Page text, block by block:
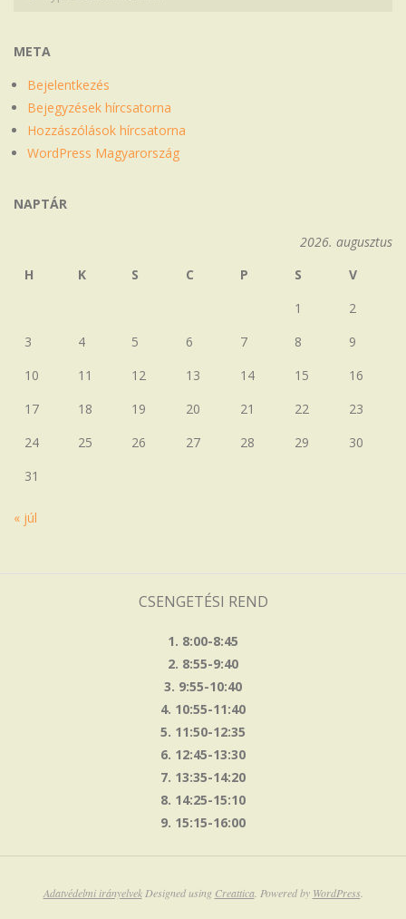
META
Bejelentkezés
Bejegyzések hírcsatorna
Hozzászólások hírcsatorna
WordPress Magyarország
NAPTÁR
2026. augusztus
H
K S C P S
V
1
2
3
4 5 6 7 8
9
10
11 12 13 14 15
16
17
18 19 20 21 22
23
24
25 26 27 28 29
30
31
« júl
CSENGETÉSI REND
1. 8:00-8:45
2. 8:55-9:40
3. 9:55-10:40
4. 10:55-11:40
5. 11:50-12:35
6. 12:45-13:30
7. 13:35-14:20
8. 14:25-15:10
9. 15:15-16:00
Adatvédelmi irányelvekDesigned using Creattica. Powered by WordPress.